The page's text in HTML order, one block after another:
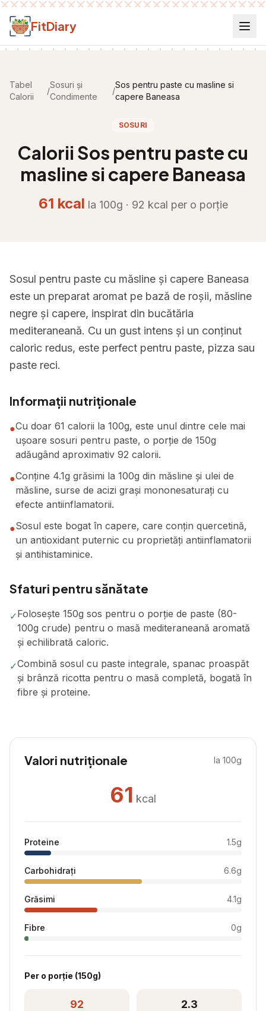
Salt la conținut
FitDiary
Tabel
Calorii
/
Sosuri și
Condimente
/
Sos pentru paste cu masline si
capere Baneasa
SOSURI
Calorii Sos pentru paste cu
masline si capere Baneasa
61 kcal la 100g · 92 kcal per o porție
Sosul pentru paste cu măsline și capere Baneasa
este un preparat aromat pe bază de roșii, măsline
negre și capere, inspirat din bucătăria
mediteraneană. Cu un gust intens și un conținut
caloric redus, este perfect pentru paste, pizza sau
paste reci.
Informații nutriționale
●Cu doar 61 calorii la 100g, este unul dintre cele mai
ușoare sosuri pentru paste, o porție de 150g
adăugând aproximativ 92 calorii.
●Conține 4.1g grăsimi la 100g din măsline și ulei de
măsline, surse de acizi grași mononesaturați cu
efecte antiinflamatorii.
●Sosul este bogat în capere, care conțin quercetină,
un antioxidant puternic cu proprietăți antiinflamatorii
și antihistaminice.
Sfaturi pentru sănătate
✓Folosește 150g sos pentru o porție de paste (80-
100g crude) pentru o masă mediteraneană aromată
și echilibrată caloric.
✓Combină sosul cu paste integrale, spanac proaspăt
și brânză ricotta pentru o masă completă, bogată în
fibre și proteine.
Valori nutriționale la 100g
61 kcal
Proteine 1.5g
Carbohidrați 6.6g
Grăsimi 4.1g
Fibre 0g
Per o porție (150g)
92 2.3